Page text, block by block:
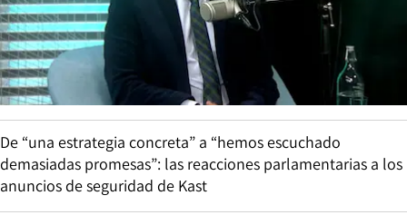
De “una estrategia concreta” a “hemos escuchado
demasiadas promesas”: las reacciones parlamentarias a los
anuncios de seguridad de Kast